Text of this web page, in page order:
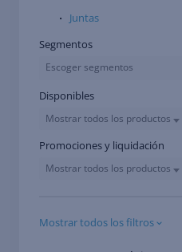
Juntas
Segmentos
Escoger segmentos
Disponibles
Mostrar todos los productos
Promociones y liquidación
Mostrar todos los productos
Mostrar todos los filtros